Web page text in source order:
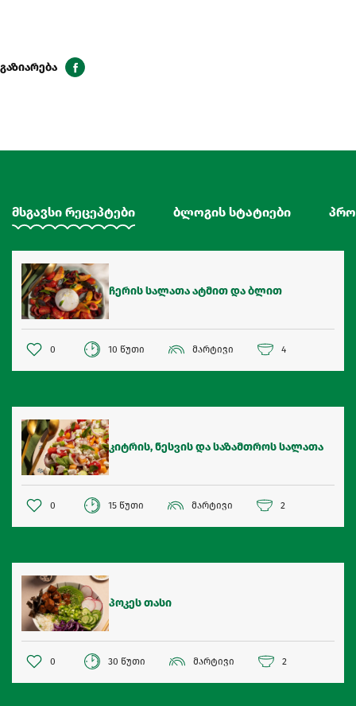
გაზიარება
მსგავსი რეცეპტები ბლოგის სტატიები
ჩერის სალათა ატმით და ბლით
0 10 წუთი მარტივი 4
კიტრის, ნესვის და საზამთროს სალათა
0 15 წუთი მარტივი 2
პოკეს თასი
0 30 წუთი მარტივი 2